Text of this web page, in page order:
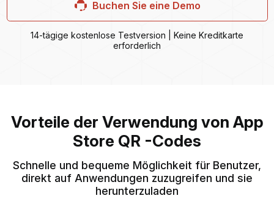
Buchen Sie eine Demo
14-tägige kostenlose Testversion | Keine Kreditkarte
erforderlich
Vorteile der Verwendung von App
Store QR -Codes
Schnelle und bequeme Möglichkeit für Benutzer,
direkt auf Anwendungen zuzugreifen und sie
herunterzuladen